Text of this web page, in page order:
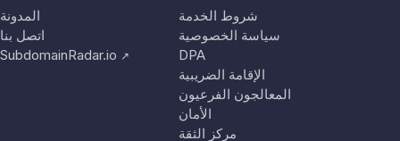
المدونة
اتصل بنا
SubdomainRadar.io ↗
شروط الخدمة
سياسة الخصوصية
DPA
الإقامة الضريبية
المعالجون الفرعيون
الأمان
مركز الثقة